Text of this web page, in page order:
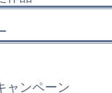
ャンペーン